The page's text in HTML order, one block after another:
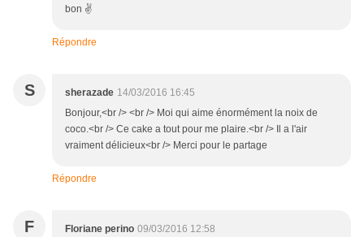
bon ✌
Répondre
S sherazade 14/03/2016 16:45
Bonjour,<br /> <br /> Moi qui aime énormément la noix de
coco.<br /> Ce cake a tout pour me plaire.<br /> Il a l'air
vraiment délicieux<br /> Merci pour le partage
Répondre
F Floriane perino 09/03/2016 12:58